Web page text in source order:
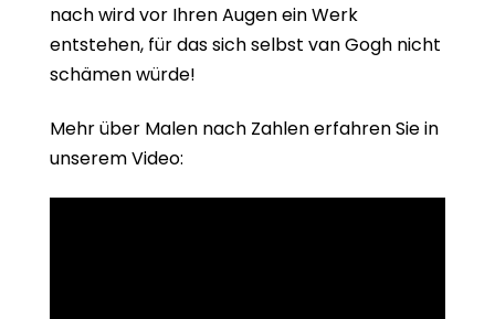
nach wird vor Ihren Augen ein Werk
entstehen, für das sich selbst van Gogh nicht
schämen würde!
Mehr über Malen nach Zahlen erfahren Sie in
unserem Video: